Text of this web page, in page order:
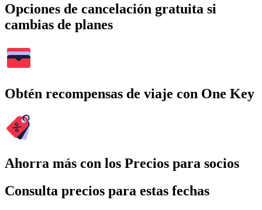
Opciones de cancelación gratuita si
cambias de planes
Obtén recompensas de viaje con One Key
Ahorra más con los Precios para socios
Consulta precios para estas fechas